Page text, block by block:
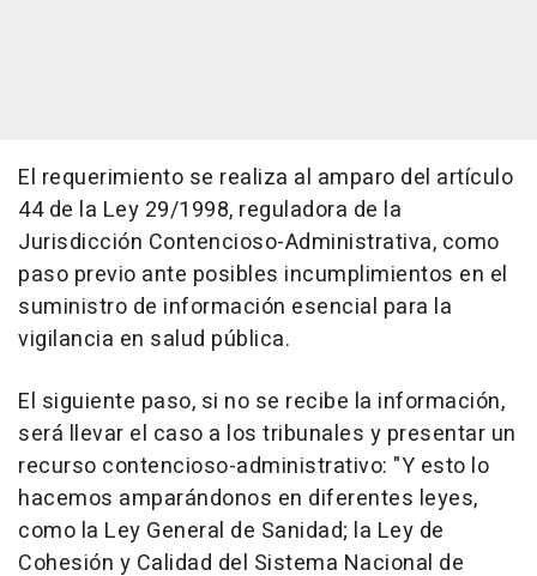
El requerimiento se realiza al amparo del artículo
44 de la Ley 29/1998, reguladora de la
Jurisdicción Contencioso-Administrativa, como
paso previo ante posibles incumplimientos en el
suministro de información esencial para la
vigilancia en salud pública.
El siguiente paso, si no se recibe la información,
será llevar el caso a los tribunales y presentar un
recurso contencioso-administrativo: "Y esto lo
hacemos amparándonos en diferentes leyes,
como la Ley General de Sanidad; la Ley de
Cohesión y Calidad del Sistema Nacional de